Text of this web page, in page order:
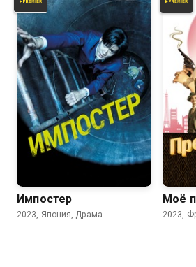
Импостер
2023, Япония, Драма
6.7
Моё
2023,